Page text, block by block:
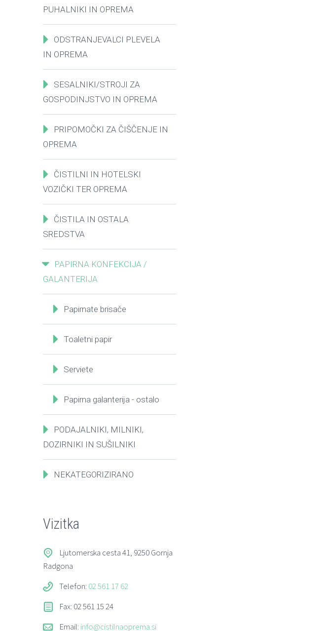
PUHALNIKI IN OPREMA
ODSTRANJEVALCI PLEVELA
IN OPREMA
SESALNIKI/STROJI ZA
GOSPODINJSTVO IN OPREMA
PRIPOMOČKI ZA ČIŠČENJE IN
OPREMA
ČISTILNI IN HOTELSKI
VOZIČKI TER OPREMA
ČISTILA IN OSTALA
SREDSTVA
PAPIRNA KONFEKCIJA /
GALANTERIJA
Papirnate brisače
Toaletni papir
Serviete
Papirna galanterija - ostalo
PODAJALNIKI, MILNIKI,
DOZIRNIKI IN SUŠILNIKI
NEKATEGORIZIRANO
Vizitka
Ljutomerska cesta 41, 9250 Gornja
Radgona
Telefon: 02 561 17 62
Fax: 02 561 15 24
Email: info@cistilnaoprema.si